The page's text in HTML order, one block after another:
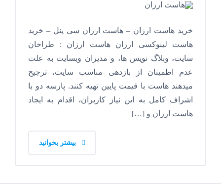
خرید هاست ارزان – هاست ارزان سی پنل – خرید
هاست لینوکسی ارزان هاست ارزان : طراحان
سایت، وبلاگ نویس ها، و مدیران وبسایت به علت
عدم اطمینان از بازدهی مناسب سایت، ترجیح
میدهند هاست با قیمت پایین تهیه کنند. پارسه دو با
اشراف کامل به این نیاز کاربران، اقدام به ایجاد
هاست ارزان و […]